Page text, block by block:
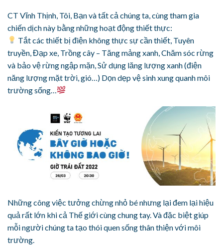
CT Vĩnh Thịnh, Tôi, Bạn và tất cả chúng ta, cùng tham gia
chiến dịch này bằng những hoạt động thiết thực:
Tắt các thiết bị điện không thực sự cần thiết, Tuyên
truyền, Đạp xe, Trồng cây – Tăng mảng xanh, Chăm sóc rừng
và bảo vệ rừng ngập mặn, Sử dụng lăng lượng xanh (điện
năng lượng mặt trời, gió…) Dọn dẹp vệ sinh xung quanh môi
trường sống…
Những công việc tưởng chừng nhỏ bé nhưng lại đem lại hiệu
quả rất lớn khi cả Thế giới cùng chung tay. Và đặc biệt giúp
mỗi người chúng ta tạo thói quen sống thân thiện với môi
trường.